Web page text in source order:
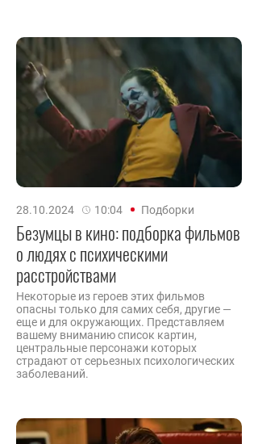
28.10.2024 10:04 Подборки
Безумцы в кино: подборка фильмов
о людях с психическими
расстройствами
Некоторые из героев этих фильмов
опасны только для самих себя, другие —
еще и для окружающих. Представляем
вашему вниманию список картин,
центральные персонажи которых
страдают от серьезных психологических
заболеваний.